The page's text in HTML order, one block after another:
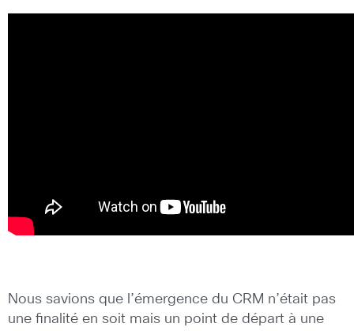
Nous savions que l’émergence du CRM n’était pas
une finalité en soit mais un point de départ à une